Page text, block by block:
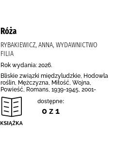
Róża
RYBAKIEWICZ, ANNA, WYDAWNICTWO
FILIA
Rok wydania: 2026.
Bliskie związki międzyludzkie, Hodowla
roślin, Mężczyzna, Miłość, Wojna,
Powieść, Romans, 1939-1945, 2001-
dostępne:
0 z 1